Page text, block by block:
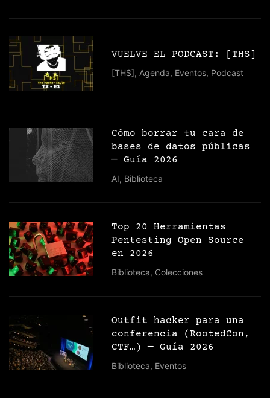
VUELVE EL PODCAST: [THS]
[THS], Agenda, Eventos, Podcast
Cómo borrar tu cara de
bases de datos públicas
— Guía 2026
AI, Biblioteca
Top 20 Herramientas
Pentesting Open Source
en 2026
Biblioteca, Colecciones
Outfit hacker para una
conferencia (RootedCon,
CTF…) — Guía 2026
Biblioteca, Eventos